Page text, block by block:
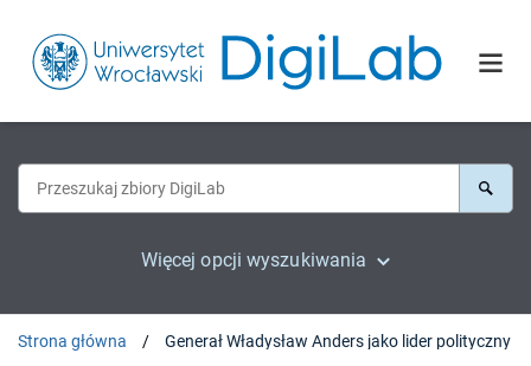
Więcej opcji wyszukiwania
Strona główna